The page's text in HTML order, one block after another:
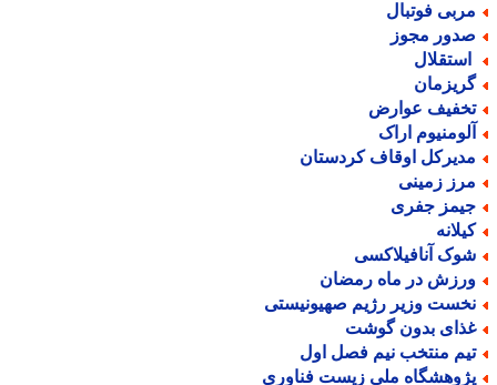
فوتبال
مجوز
عوارض
اراک
اوقاف کردستان
زمینی
جفری
آنافیلاکسی
در ماه رمضان
وزیر رژیم صهیونیستی
بدون گوشت
منتخب نیم فصل اول
ملی زیست فناوری